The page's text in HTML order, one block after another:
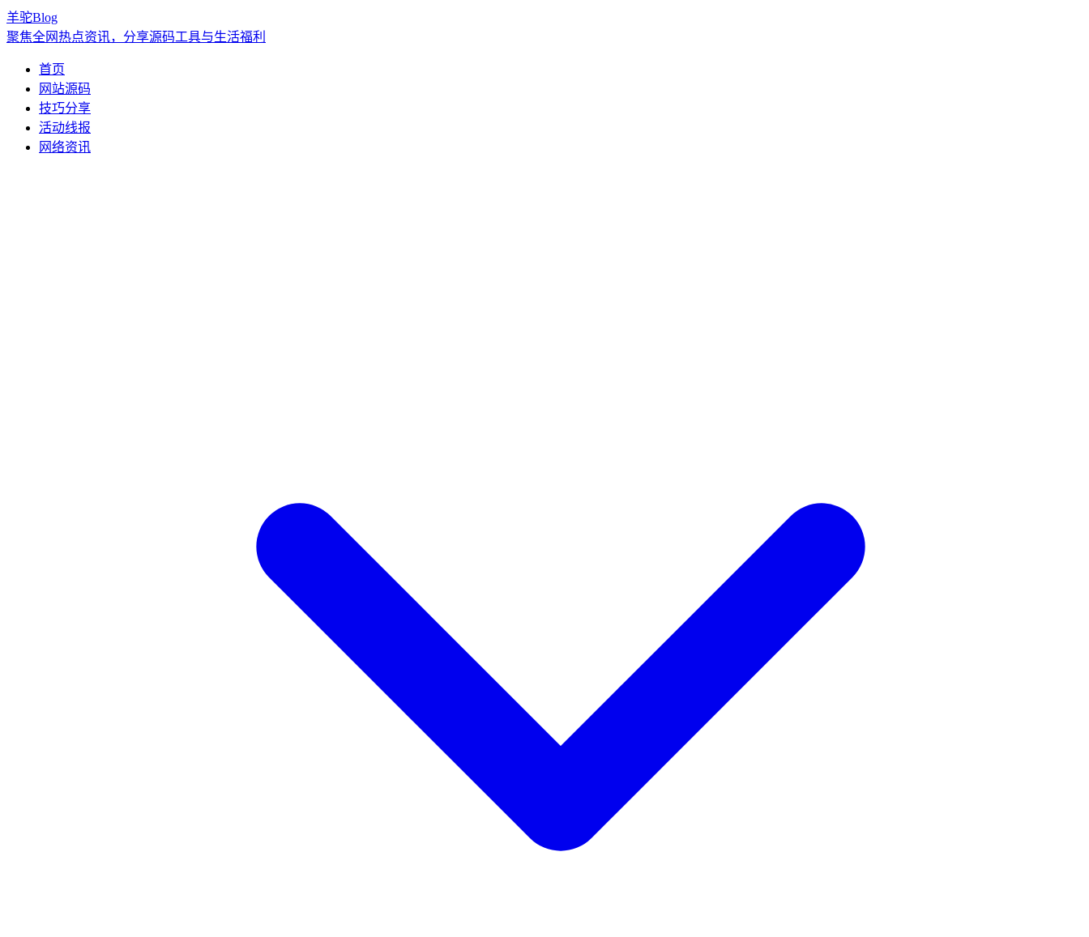
羊驼Blog
聚焦全网热点资讯，分享源码工具与生活福利
首页
网站源码
技巧分享
活动线报
网络资讯